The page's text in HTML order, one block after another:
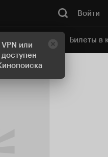
или
Войти
кинотеатр Билеты в